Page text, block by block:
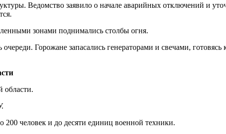
Ведомство заявило о начале аварийных отключений и
зонами поднимались столбы огня.
очереди. Горожане запасались генераторами и свечами,
области.
человек и до десяти единиц военной техники.